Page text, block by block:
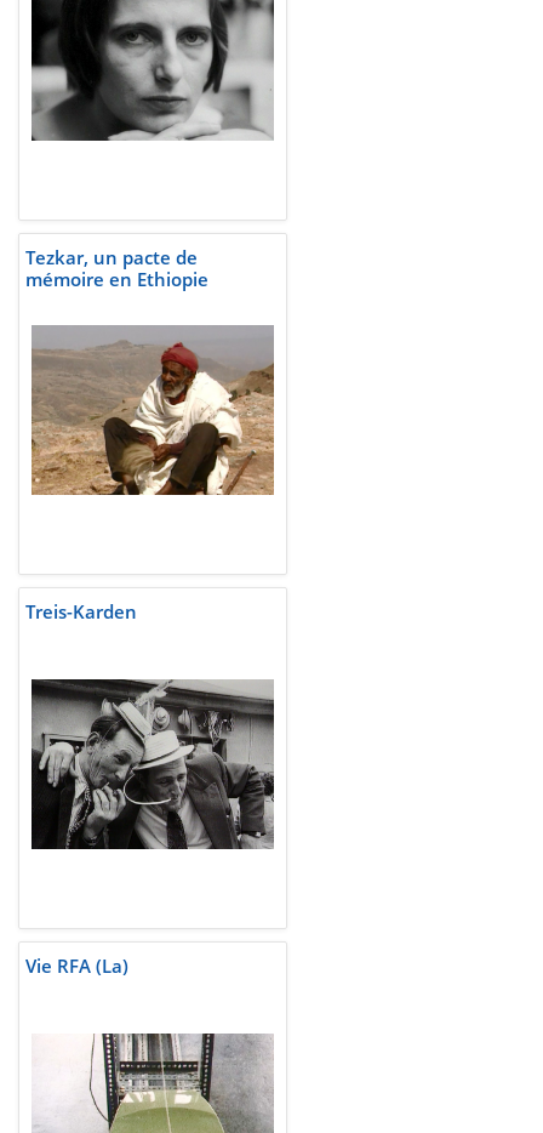
Tezkar, un pacte de
mémoire en Ethiopie
Treis-Karden
Vie RFA (La)